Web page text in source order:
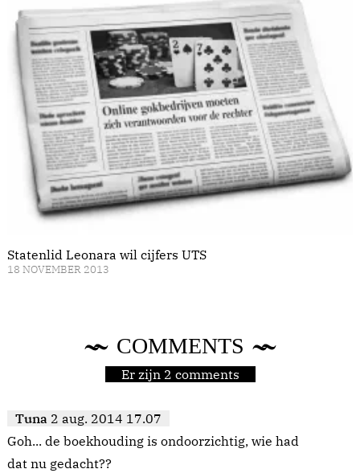
Statenlid Leonara wil cijfers UTS
18 NOVEMBER 2013
COMMENTS
Er zijn 2 comments
Tuna 2 aug. 2014 17.07
Goh... de boekhouding is ondoorzichtig, wie had
dat nu gedacht??